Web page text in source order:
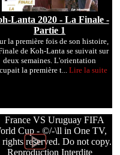
Lanta 2020 - La Finale -
Partie 1
la première fois de son histoire,
de Koh-Lanta se suivait sur
deux semaines. L'orientation
la première t...Lire la suite